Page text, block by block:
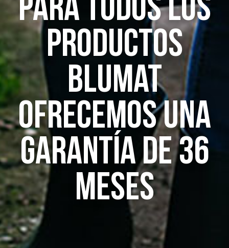
productos
Blumat
ofrecemos una
garantía de 36
meses